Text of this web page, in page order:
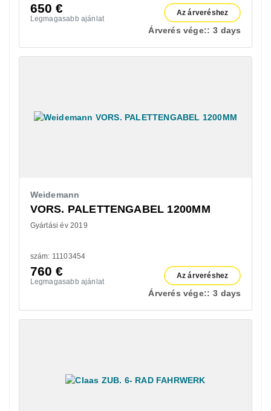
650€
Legmagasabb ajánlat
Az árveréshez
Árverés vége:: 3 days
Weidemann
VORS. PALETTENGABEL 1200MM
Gyártási év 2019
szám: 11103454
760€
Legmagasabb ajánlat
Az árveréshez
Árverés vége:: 3 days